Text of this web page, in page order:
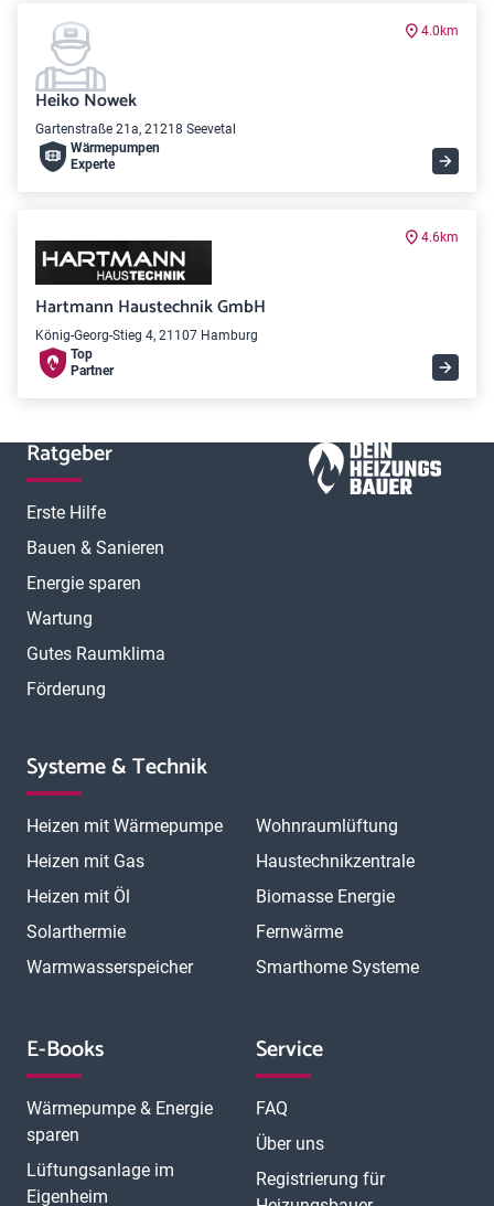
4.0km
Heiko Nowek
Gartenstraße 21a, 21218 Seevetal
Wärme­pumpen
Experte
4.6km
Hartmann Haustechnik GmbH
König-Georg-Stieg 4, 21107 Hamburg
Top
Partner
Ratgeber
Erste Hilfe
Bauen & Sanieren
Energie sparen
Wartung
Gutes Raumklima
Förderung
Systeme & Technik
Heizen mit Wärmepumpe
Heizen mit Gas
Heizen mit Öl
Solarthermie
Warmwasserspeicher
Wohnraumlüftung
Haustechnikzentrale
Biomasse Energie
Fernwärme
Smarthome Systeme
E-Books
Wärmepumpe & Energie
sparen
Lüftungsanlage im
Eigenheim
Service
FAQ
Über uns
Registrierung für